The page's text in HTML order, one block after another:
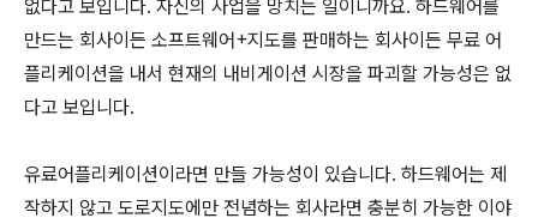
없다고 보입니다. 자신의 사업을 망치는 일이니까요. 하드웨어를
만드는 회사이든 소프트웨어+지도를 판매하는 회사이든 무료 어
플리케이션을 내서 현재의 내비게이션 시장을 파괴할 가능성은 없
다고 보입니다.
유료어플리케이션이라면 만들 가능성이 있습니다. 하드웨어는 제
작하지 않고 도로지도에만 전념하는 회사라면 충분히 가능한 이야